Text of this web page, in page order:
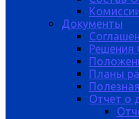
Документы
Решения
Планы
Отчет о